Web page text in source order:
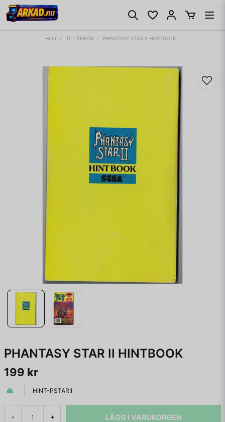
Hem TILLBEHÖR PHANTASY STAR II HINTBOOK
PHANTASY STAR II HINTBOOK
199 kr
HINT-PSTARII
- + LÄGG I VARUKORGEN